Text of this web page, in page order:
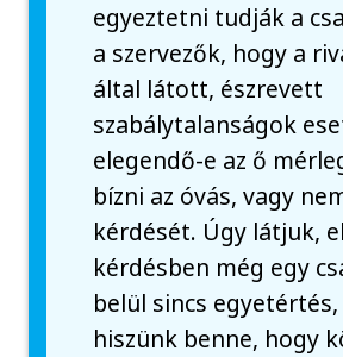
egyeztetni tudják a
a szervezők, hogy a
által látott, észrevett
szabálytalanságok
elegendő-e az ő
bízni az óvás, vagy
kérdését. Úgy látjuk,
kérdésben még egy
belül sincs egyetértés,
hiszünk benne, hogy